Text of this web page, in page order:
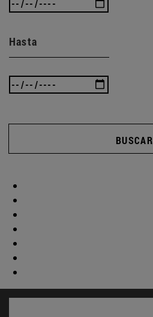
Hasta
BUSCAR